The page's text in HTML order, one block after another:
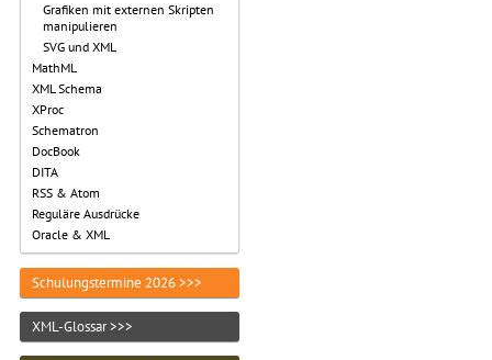
Grafiken mit externen Skripten
manipulieren
SVG und XML
MathML
XML Schema
XProc
Schematron
DocBook
DITA
RSS & Atom
Reguläre Ausdrücke
Oracle & XML
Schulungstermine 2026 >>>
XML-Glossar >>>